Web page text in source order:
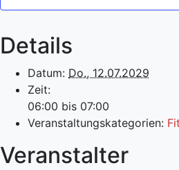
Details
Datum: Do., 12.07.2029
Zeit:
06:00 bis 07:00
Veranstaltungskategorien:
Veranstalter